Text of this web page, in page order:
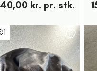
40,00 kr. pr. stk.
1